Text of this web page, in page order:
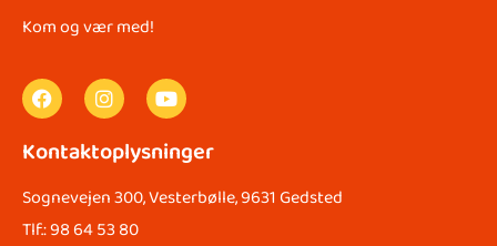
Kom og vær med!
Kontaktoplysninger
Sognevejen 300, Vesterbølle, 9631 Gedsted
Tlf.: 98 64 53 80